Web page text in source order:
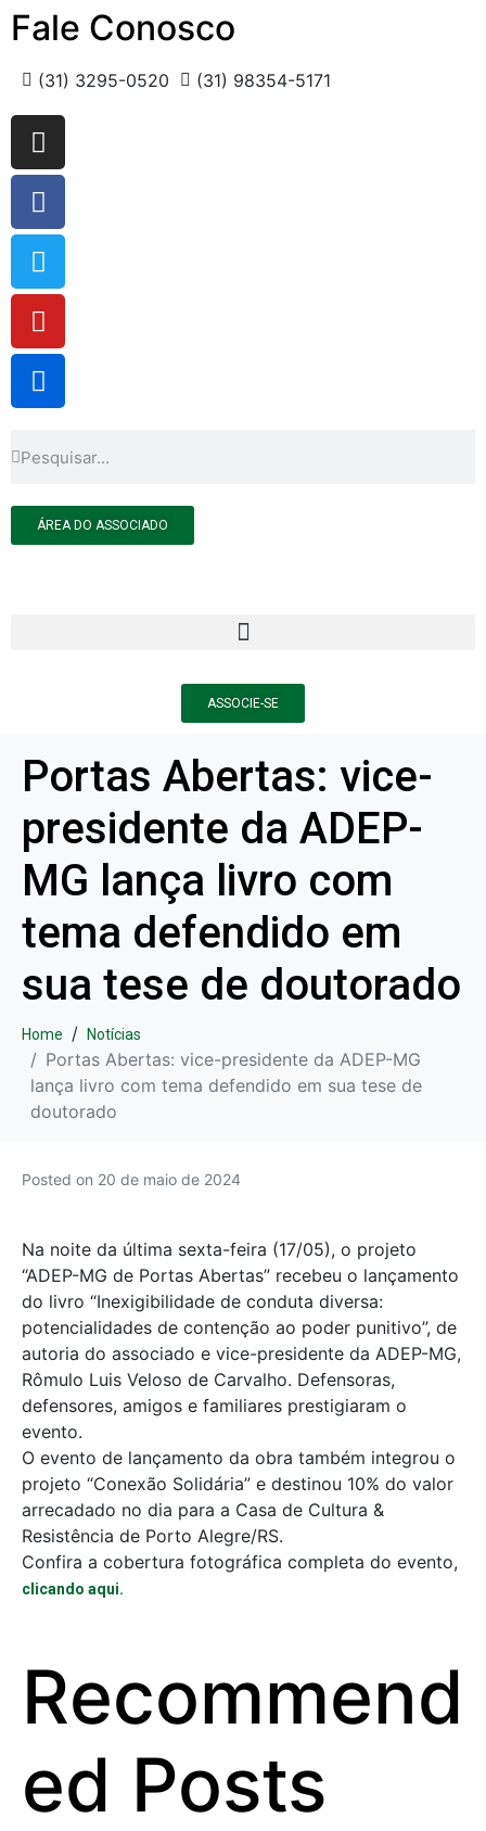
Fale Conosco
(31) 3295-0520 (31) 98354-5171
ÁREA DO ASSOCIADO
ASSOCIE-SE
Portas Abertas: vice-
presidente da ADEP-
MG lança livro com
tema defendido em
sua tese de doutorado
Home Notícias
Portas Abertas: vice-presidente da ADEP-MG
lança livro com tema defendido em sua tese de
doutorado
Posted on 20 de maio de 2024
Na noite da última sexta-feira (17/05), o projeto
“ADEP-MG de Portas Abertas” recebeu o lançamento
do livro “Inexigibilidade de conduta diversa:
potencialidades de contenção ao poder punitivo”, de
autoria do associado e vice-presidente da ADEP-MG,
Rômulo Luis Veloso de Carvalho. Defensoras,
defensores, amigos e familiares prestigiaram o
evento.
O evento de lançamento da obra também integrou o
projeto “Conexão Solidária” e destinou 10% do valor
arrecadado no dia para a Casa de Cultura &
Resistência de Porto Alegre/RS.
Confira a cobertura fotográfica completa do evento,
clicando aqui.
Recommend
ed Posts